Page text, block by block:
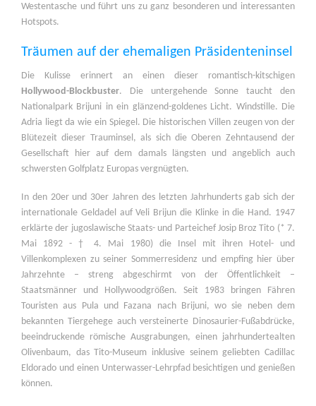
Westentasche und führt uns zu ganz besonderen und interessanten
Hotspots.
Träumen auf der ehemaligen Präsidenteninsel
Die Kulisse erinnert an einen dieser romantisch-kitschigen
Hollywood-Blockbuster. Die untergehende Sonne taucht den
Nationalpark Brijuni in ein glänzend-goldenes Licht. Windstille. Die
Adria liegt da wie ein Spiegel. Die historischen Villen zeugen von der
Blütezeit dieser Trauminsel, als sich die Oberen Zehntausend der
Gesellschaft hier auf dem damals längsten und angeblich auch
schwersten Golfplatz Europas vergnügten.
In den 20er und 30er Jahren des letzten Jahrhunderts gab sich der
internationale Geldadel auf Veli Brijun die Klinke in die Hand. 1947
erklärte der jugoslawische Staats- und Parteichef Josip Broz Tito (* 7.
Mai 1892 - † 4. Mai 1980) die Insel mit ihren Hotel- und
Villenkomplexen zu seiner Sommerresidenz und empfing hier über
Jahrzehnte – streng abgeschirmt von der Öffentlichkeit –
Staatsmänner und Hollywoodgrößen. Seit 1983 bringen Fähren
Touristen aus Pula und Fazana nach Brijuni, wo sie neben dem
bekannten Tiergehege auch versteinerte Dinosaurier-Fußabdrücke,
beeindruckende römische Ausgrabungen, einen jahrhundertealten
Olivenbaum, das Tito-Museum inklusive seinem geliebten Cadillac
Eldorado und einen Unterwasser-Lehrpfad besichtigen und genießen
können.